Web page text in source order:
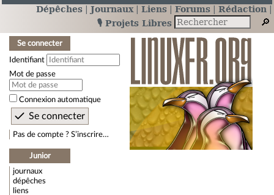
Dépêches Journaux Liens Forums
Rédaction
🎙️ Projets Libres
Se connecter
Identifiant
Mot de passe
Connexion automatique
Pas de compte ? S’inscrire…
Junior
journaux
dépêches
liens